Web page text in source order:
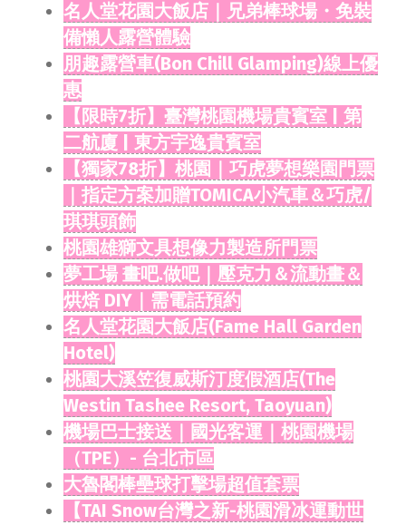
名人堂花園大飯店｜兄弟棒球場・免裝
備懶人露營體驗
朋趣露營車(Bon Chill Glamping)線上優
惠
【限時7折】臺灣桃園機場貴賓室 | 第
二航廈 | 東方宇逸貴賓室
【獨家78折】桃園｜巧虎夢想樂園門票
｜指定方案加贈TOMICA小汽車＆巧虎/
琪琪頭飾
桃園雄獅文具想像力製造所門票
夢工場 畫吧.做吧｜壓克力＆流動畫＆
烘焙 DIY｜需電話預約
名人堂花園大飯店(Fame Hall Garden
Hotel)
桃園大溪笠復威斯汀度假酒店(The
Westin Tashee Resort, Taoyuan)
機場巴士接送｜國光客運｜桃園機場
（TPE）- 台北市區
大魯閣棒壘球打擊場超值套票
【TAI Snow台灣之新-桃園滑冰運動世